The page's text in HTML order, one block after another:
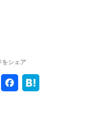
残高・PayPayポイント
る）・PayPay商品券が対象です。た
をシェア